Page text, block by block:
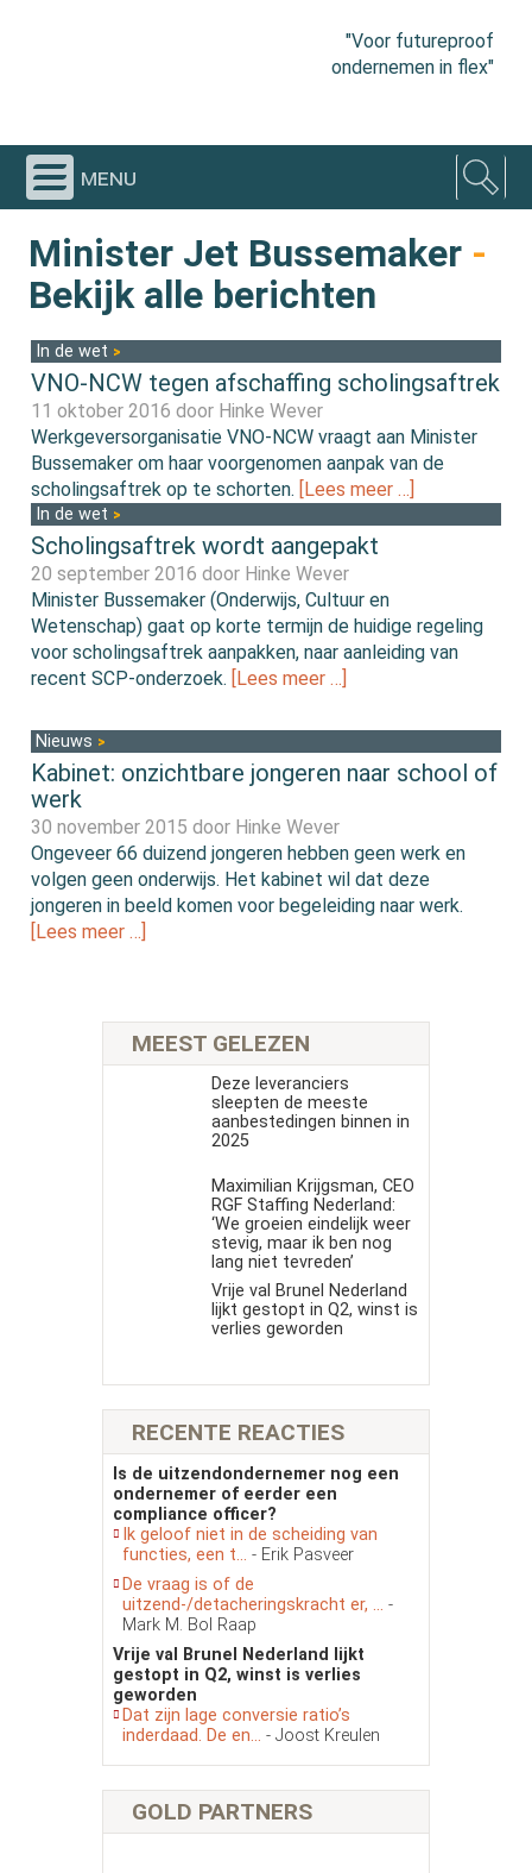
"Voor futureproof
ondernemen in flex"
menu
Minister Jet Bussemaker -
Bekijk alle berichten
In de wet
VNO-NCW tegen afschaffing scholingsaftrek
11 oktober 2016 door Hinke Wever
Werkgeversorganisatie VNO-NCW vraagt aan Minister
Bussemaker om haar voorgenomen aanpak van de
scholingsaftrek op te schorten. [Lees meer …]
In de wet
Scholingsaftrek wordt aangepakt
20 september 2016 door Hinke Wever
Minister Bussemaker (Onderwijs, Cultuur en
Wetenschap) gaat op korte termijn de huidige regeling
voor scholingsaftrek aanpakken, naar aanleiding van
recent SCP-onderzoek. [Lees meer …]
Nieuws
Kabinet: onzichtbare jongeren naar school of
werk
30 november 2015 door Hinke Wever
Ongeveer 66 duizend jongeren hebben geen werk en
volgen geen onderwijs. Het kabinet wil dat deze
jongeren in beeld komen voor begeleiding naar werk.
[Lees meer …]
MEEST GELEZEN
Deze leveranciers
sleepten de meeste
aanbestedingen binnen in
2025
Maximilian Krijgsman, CEO
RGF Staffing Nederland:
‘We groeien eindelijk weer
stevig, maar ik ben nog
lang niet tevreden’
Vrije val Brunel Nederland
lijkt gestopt in Q2, winst is
verlies geworden
RECENTE REACTIES
Is de uitzendondernemer nog een
ondernemer of eerder een
compliance officer?
Ik geloof niet in de scheiding van
functies, een t... - Erik Pasveer
De vraag is of de
uitzend-/detacheringskracht er, ... -
Mark M. Bol Raap
Vrije val Brunel Nederland lijkt
gestopt in Q2, winst is verlies
geworden
Dat zijn lage conversie ratio’s
inderdaad. De en... - Joost Kreulen
GOLD PARTNERS